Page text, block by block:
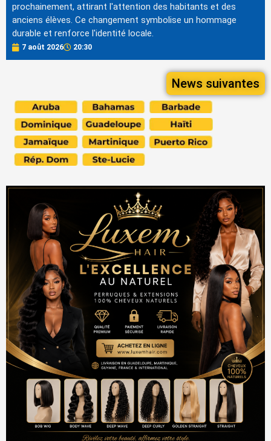
prochainement, attirant l'attention des habitants et des
anciens élèves. Ce changement symbolise un hommage
durable et renforce l'identité locale.
7 août 2026 20:30
News suivantes